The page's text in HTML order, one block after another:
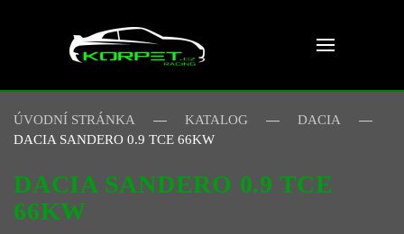
Skip to main content
ÚVODNÍ STRÁNKA KATALOG
DACIA
DACIA SANDERO 0.9 TCE 66KW
DACIA SANDERO 0.9 TCE
66KW